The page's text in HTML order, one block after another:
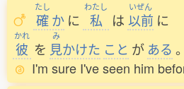
たし
確か に
わたし
私 は
いぜん
以前 に
かれ
彼 を
み
見かけた こと が ある 。
I'm sure I've seen him